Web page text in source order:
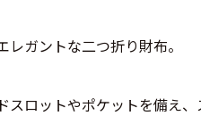
ガントな二つ折り財布。
スロットやポケットを備え、